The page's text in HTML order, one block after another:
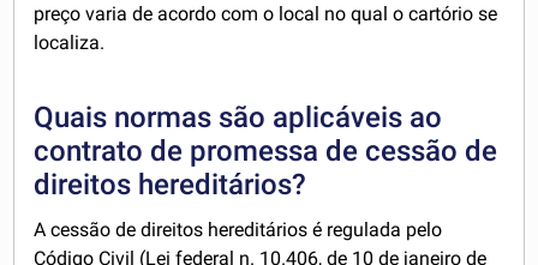
preço varia de acordo com o local no qual o cartório se
localiza.
Quais normas são aplicáveis ao
contrato de promessa de cessão de
direitos hereditários?
A cessão de direitos hereditários é regulada pelo
Código Civil (Lei federal n. 10.406, de 10 de janeiro de